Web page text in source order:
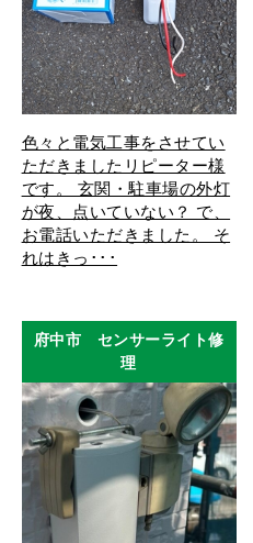
色々と電気工事をさせてい
ただきましたリピーター様
です。 玄関・駐車場の外灯
が夜、点いていない？ で、
お電話いただきました。 そ
れはきっ･･･
府中市 センサーライト修
理